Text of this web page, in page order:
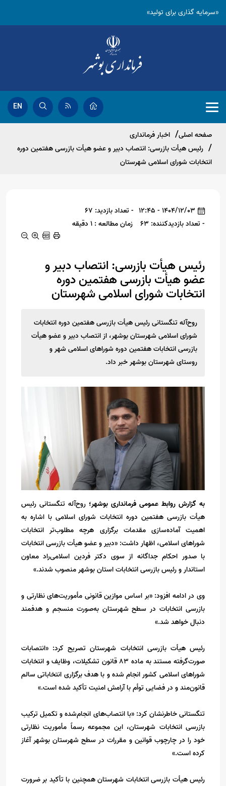
«سرمایه گذاری برای تولید»
EN
صفحه اصلی
اخبار فرمانداری
رئیس هیأت بازرسی: انتصاب دبیر و عضو هیأت بازرسی هفتمین دوره
انتخابات شورای اسلامی شهرستان
1404/12/03 - 12:45
- تعداد بازدید: 67
- تعداد بازدیدکننده: 63
زمان مطالعه : 1 دقیقه
رئیس هیأت بازرسی: انتصاب دبیر و
عضو هیأت بازرسی هفتمین دوره
انتخابات شورای اسلامی شهرستان
روح‌آله تنگستانی رئیس هیأت بازرسی هفتمین دوره انتخابات
شورای اسلامی شهرستان بوشهر، از انتصاب دبیر و عضو هیأت
بازرسی انتخابات هفتمین دوره شوراهای اسلامی شهر و
روستای شهرستان بوشهر خبر داد.
به گزارش روابط عمومی فرمانداری بوشهر؛ روح‌آله تنگستانی رئیس
هیأت بازرسی هفتمین دوره انتخابات شورای اسلامی با اشاره به
اهمیت آماده‌سازی مقدمات برگزاری هرچه مطلوب‌تر انتخابات
شوراهای اسلامی، اظهار داشت: «دبیر و عضو هیأت بازرسی انتخابات
با صدور احکام جداگانه از سوی دکتر فردین اسلامی‌راد معاون
استاندار و رئیس بازرسی انتخابات استان بوشهر منصوب شدند.»
وی در ادامه افزود: «بر اساس موازین قانونی مأموریت‌های نظارتی و
بازرسی انتخابات در سطح شهرستان به‌صورت منسجم و هدفمند
دنبال خواهد شد.»
رئیس هیأت بازرسی انتخابات شهرستان تصریح کرد: «انتصابات
صورت‌گرفته مستند به ماده ۸۳ قانون تشکیلات، وظایف و انتخابات
شوراهای اسلامی کشور انجام شده و با هدف برگزاری انتخاباتی سالم
قانون‌مند و در فضایی توأم با آرامش امنیت تأکید شده است.»
تنگستانی خاطرنشان کرد: «با انتصاب‌های انجام‌شده و تکمیل ترکیب
بازرسی انتخابات شهرستان، این مجموعه رسماً مأموریت نظارتی
خود را در چارچوب قوانین و مقررات در سطح شهرستان بوشهر آغاز
کرده است.»
رئیس هیأت بازرسی انتخابات شهرستان همچنین با تأکید بر ضرورت